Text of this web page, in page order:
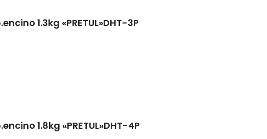
1.3kg «PRETUL»DHT-3P
1.8kg «PRETUL»DHT-4P